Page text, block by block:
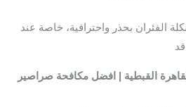
الفئران بحذر واحترافية، خاصة عند
القبطية | افضل مكافحة صراصير